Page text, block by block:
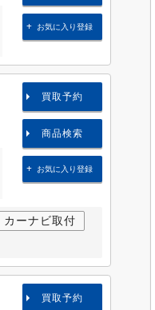
お気に入り登録
カーナビ取付
買取予約
商品検索
お気に入り登録
買取予約